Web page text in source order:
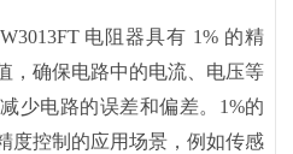
电阻器具有 1% 的精
，确保电路中的电流、电压等
少电路的误差和偏差。1%的
度控制的应用场景，例如传感